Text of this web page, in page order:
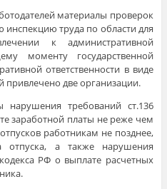
материалы проверок
инспекцию труда по области для
к административной
моменту государственной
ответственности в виде
привлечено две организации.
нарушения требований ст.136
заработной платы не реже чем
работникам не позднее,
а также нарушения
РФ о выплате расчетных